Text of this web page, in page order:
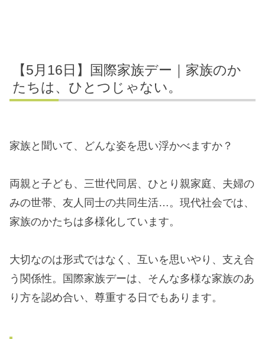
【5月16日】国際家族デー｜家族のか
たちは、ひとつじゃない。
家族と聞いて、どんな姿を思い浮かべますか？
両親と子ども、三世代同居、ひとり親家庭、夫婦の
みの世帯、友人同士の共同生活…。現代社会では、
家族のかたちは多様化しています。
大切なのは形式ではなく、互いを思いやり、支え合
う関係性。国際家族デーは、そんな多様な家族のあ
り方を認め合い、尊重する日でもあります。